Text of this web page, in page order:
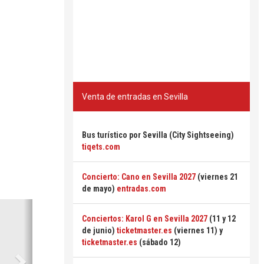
Siguiente
Venta de entradas en Sevilla
Bus turístico por Sevilla (City Sightseeing)
tiqets.com
Concierto: Cano en Sevilla 2027 (viernes 21
de mayo) entradas.com
Conciertos: Karol G en Sevilla 2027 (11 y 12
de junio) ticketmaster.es (viernes 11) y
ticketmaster.es (sábado 12)